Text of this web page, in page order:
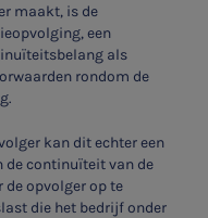
maakt, is de
een
als
rondom de
kan dit echter een
de continuïteit van de
opvolger op te
die het bedrijf onder